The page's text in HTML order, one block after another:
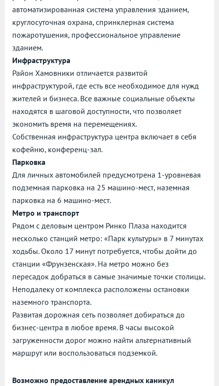
автоматизированная система управления зданием,
круглосуточная охрана, спринклерная система
пожаротушения, профессиональное управление
зданием.
Инфраструктура
Район Хамовники отличается развитой
инфраструктурой, где есть все необходимое для нужд
жителей и бизнеса. Все важные социальные объекты
находятся в шаговой доступности, что позволяет
экономить время на перемещениях.
Собственная инфраструктура центра включает в себя
кофейню, конференц-зал.
Парковка
Для личных автомобилей предусмотрена 1-уровневая
подземная парковка на 25 машино-мест, наземная
парковка на 6 машино-мест.
Метро и транспорт
Рядом с деловым центром Ринко Плаза находится
несколько станций метро: «Парк культуры» в 7 минутах
ходьбы. Около 17 минут потребуется, чтобы дойти до
станции «Фрунзенская». На метро можно без
пересадок добраться в самые значимые точки столицы.
Неподалеку от комплекса расположены остановки
наземного транспорта.
Развитая дорожная сеть позволяет добираться до
бизнес-центра в любое время. В часы высокой
загруженности дорог можно найти альтернативный
маршрут или воспользоваться подземкой.
Возможно предоставление арендных каникул